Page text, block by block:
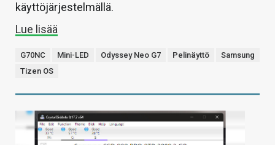
käyttöjärjestelmällä.
Lue lisää
G70NC Mini-LED Odyssey Neo G7 Pelinäyttö
Samsung
Tizen OS